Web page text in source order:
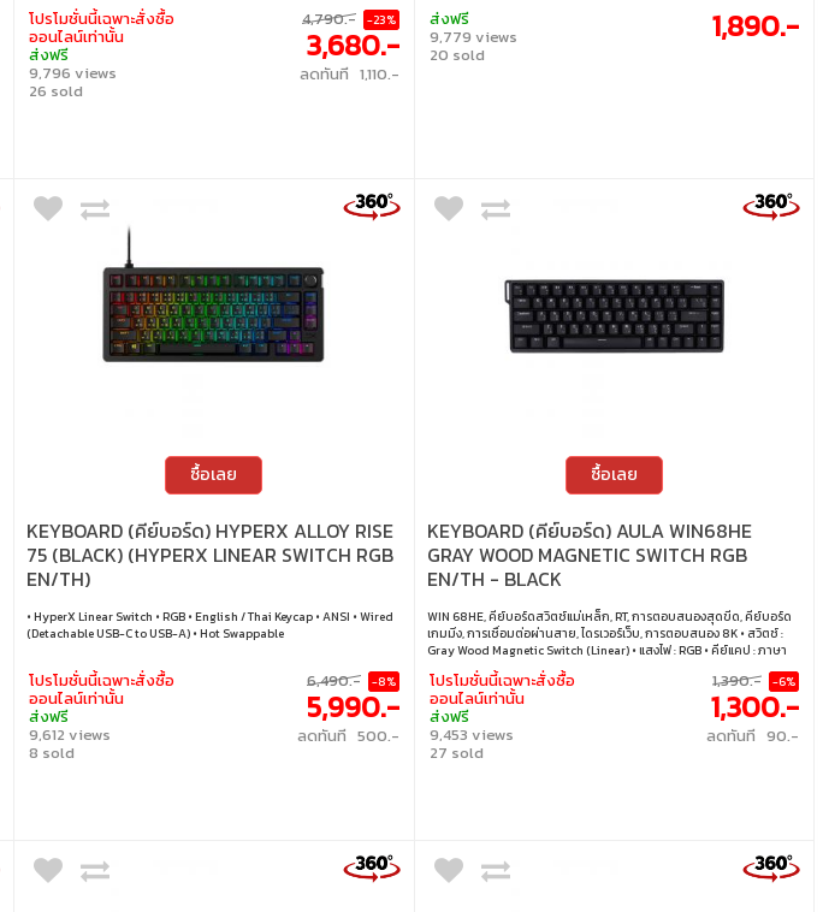
โปรโมชั่นนี้เฉพาะสั่งซื้อ
ออนไลน์เท่านั้น
ส่งฟรี
9,796 views
26 sold
4,790.- -23%
3,680.-
ลดทันที 1,110.-
ส่งฟรี
9,779 views
20 sold
1,890.-
ซื้อเลย
KEYBOARD (คีย์บอร์ด) HYPERX ALLOY RISE
75 (BLACK) (HYPERX LINEAR SWITCH RGB
EN/TH)
• HyperX Linear Switch • RGB • English / Thai Keycap • ANSI • Wired
(Detachable USB-C to USB-A) • Hot Swappable
โปรโมชั่นนี้เฉพาะสั่งซื้อ
ออนไลน์เท่านั้น
ส่งฟรี
9,612 views
8 sold
6,490.- -8%
5,990.-
ลดทันที 500.-
ซื้อเลย
KEYBOARD (คีย์บอร์ด) AULA WIN68HE
GRAY WOOD MAGNETIC SWITCH RGB
EN/TH - BLACK
WIN 68HE, คีย์บอร์ดสวิตช์แม่เหล็ก, RT, การตอบสนองสุดขีด, คีย์บอร์ด
เกมมิ่ง, การเชื่อมต่อผ่านสาย, ไดรเวอร์เว็บ, การตอบสนอง 8K • สวิตช์ :
Gray Wood Magnetic Switch (Linear) • แสงไฟ : RGB • คีย์แคป : ภาษา
อังกฤษ / ภาษาไทย • เลย์เอาต์ : ANSI • การเชื่อมต่อ : สาย USB-C เป็น
USB-A แบบถอดออกได้
โปรโมชั่นนี้เฉพาะสั่งซื้อ
ออนไลน์เท่านั้น
ส่งฟรี
9,453 views
27 sold
1,390.- -6%
1,300.-
ลดทันที 90.-